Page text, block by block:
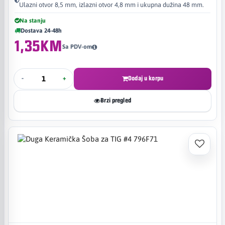
Ulazni otvor 8,5 mm, izlazni otvor 4,8 mm i ukupna dužina 48 mm.
Na stanju
Dostava 24-48h
1,35KMSa PDV-om
- + Dodaj u korpu
Brzi pregled